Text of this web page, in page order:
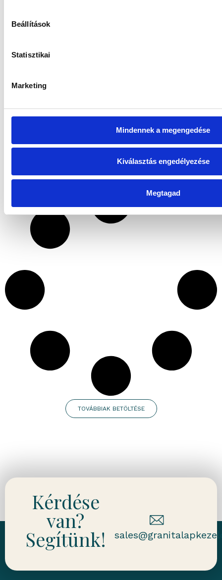
Beállítások
Statisztikai
Marketing
Mindennek a megengedése
Kiválasztás engedélyezése
Megtagad
Gránit WM-3 Abszolút Hozamú
Gránit WM-1 Abszolút Hozamú
TOVÁBBIAK BETÖLTÉSE
Kérdése
van?
Segítünk!